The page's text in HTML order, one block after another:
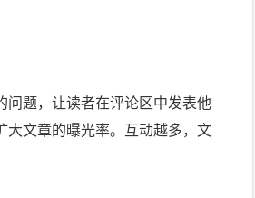
问题，让读者在评论区中发表他
大文章的曝光率。互动越多，文